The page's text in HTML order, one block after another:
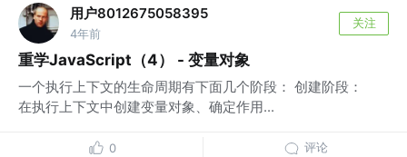
用户8012675058395
4年前
关注
重学JavaScript（4） - 变量对象
一个执行上下文的生命周期有下面几个阶段： 创建阶段：
在执行上下文中创建变量对象、确定作用...
0 评论